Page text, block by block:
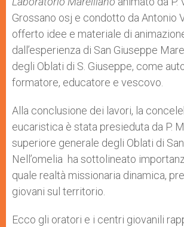
Grossano osj e condotto da Antonio
offerto idee e materiale di
dall’esperienza di San Giuseppe
degli Oblati di S. Giuseppe, come
formatore, educatore e vescovo.
Alla conclusione dei lavori, la
eucaristica è stata presieduta da P.
superiore generale degli Oblati di
Nell’omelia ha sottolineato
quale realtà missionaria dinamica,
giovani sul territorio.
Ecco gli oratori e i centri giovanili